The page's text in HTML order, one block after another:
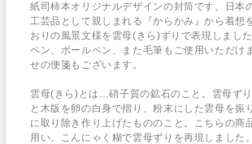
紙司柿本オリジナルデザインの封筒です。日本
工芸品として親しまれる『からかみ』から着想
おりの風景文様を雲母(きら)ずりで表現しまし
ペン、ボールペン、また毛筆もご使用いただけ
せの便箋もございます。
雲母(きら)とは…硝子質の鉱石のこと。雲母ず
と木版を卵の白身で摺り、粉末にした雲母を振
に取り除き作り上げたもののこと。こちらの商
用い、こんにゃく糊で雲母ずりを再現しました